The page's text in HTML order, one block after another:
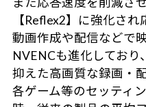
【Reflex2】に強化され
動画作成や配信などで
NVENCも進化しており
抑えた高画質な録画・
各ゲーム等のセッティ